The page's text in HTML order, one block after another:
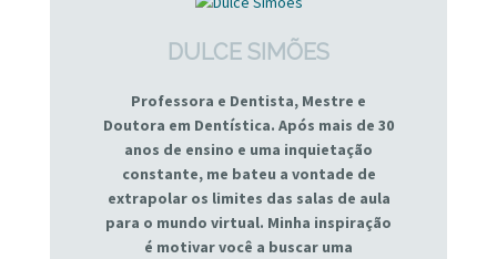
DULCE SIMÕES
Professora e Dentista, Mestre e
Doutora em Dentística. Após mais de 30
anos de ensino e uma inquietação
constante, me bateu a vontade de
extrapolar os limites das salas de aula
para o mundo virtual. Minha inspiração
é motivar você a buscar uma